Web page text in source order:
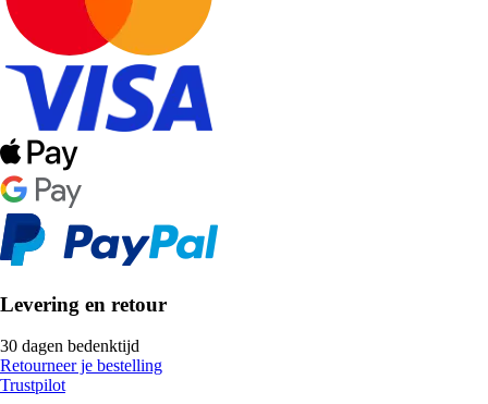
Levering en retour
30 dagen bedenktijd
Retourneer je bestelling
Trustpilot